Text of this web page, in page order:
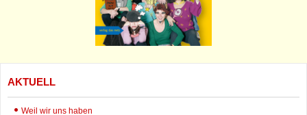
AKTUELL
Weil wir uns haben